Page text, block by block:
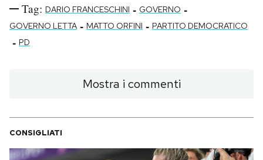
Tag: DARIO FRANCESCHINI - GOVERNO -
GOVERNO LETTA - MATTO ORFINI - PARTITO DEMOCRATICO
- PD
Mostra i commenti
CONSIGLIATI